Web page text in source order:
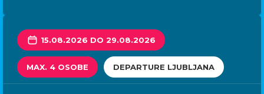
15.08.2026 DO 29.08.2026
MAX. 4 OSOBE DEPARTURE LJUBLJANA